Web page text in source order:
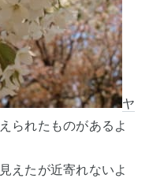
ヤ
られたものがあるよ
えたが近寄れないよ